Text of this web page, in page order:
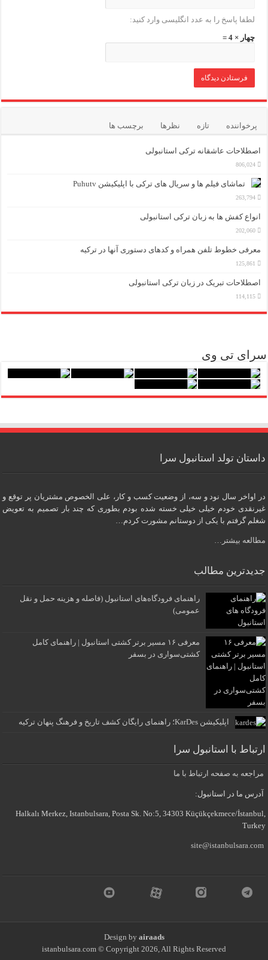
لطفا پاسخ را به عدد انگلیسی وارد کنید:
چهار × 4 =
پرخواننده تازه نظرها برچسب ها
اصطلاحات عاشقانه ترکی استانبولی
806,024
تماشای فیلم ها و سریال های ترکی با اپلیکیشن Puhutv
263,794
انواع کفش ها به زبان ترکی استانبولی
202,060
معرفی خطوط تلفن همراه و کدهای دستوری آنها در ترکیه
125,861
اصطلاحات تبریک در زبان ترکی استانبولی
114,115
سرای تی وی
داستان تولد استانبول سرا
در اواخر سال نود و سه، از وضعیت کسب و کار، علی الخصوص مشتریان پر توقع و
غیرنقدی خودم خیلی خیلی خسته شده بودم بطوری که چند بار تصمیم به تعویض
شغلم گرفتم با یکی از دوستانم مشورت کردم…
مطالعه بیشتر…
جدیدترین مطالب
راهنمای فرودگاه‌های استانبول (فاصله و هزینه حمل و نقل
عمومی)
معرفی ۱۶ مسیر برتر کشتی استانبول | راهنمای کامل
کشتی‌سواری در بسفر
اپلیکیشن KarDes؛ راهنمای رایگان کشف تاریخ و فرهنگ پنهان ترکیه
ارتباط با استانبول سرا
مراجعه به صفحه ارتباط با ما
آدرس ما در استانبول:
Halkalı Merkez, Istanbulsara, Posta Sk. No:5, 34303 Küçükçekmece/İstanbul,
Turkey
site@istanbulsara.com
Design by airaads
istanbulsara.com © Copyright 2026, All Rights Reserved